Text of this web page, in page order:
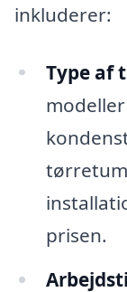
inkluderer:
Type af
prisen.